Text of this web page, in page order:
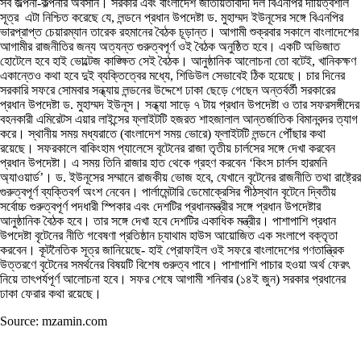
সূত্র এটা নিশ্চিত করেছে যে, লন্ডনে প্রধান উপদেষ্টা ড. মুহাম্মদ ইউনূসের সঙ্গে বিএনপির
ভারপ্রাপ্ত চেয়ারম্যান তারেক রহমানের বৈঠক চূড়ান্ত। আগামী শুক্রবার সকালে বাংলাদেশের
আগামীর রাজনীতির জন্য অত্যন্ত গুরুত্বপূর্ণ ওই বৈঠক অনুষ্ঠিত হবে। একটি অভিজাত
হোটেলে হবে হাই ভোল্টেজ কাঙ্ক্ষিত সেই বৈঠক। আনুষ্ঠানিক আলোচনা তো বটেই, খানিকক্ষণ
একান্তেও কথা হবে দুই ব্যক্তিত্বের মধ্যে, শিডিউল সেভাবেই ঠিক হয়েছে। চার দিনের
সরকারি সফরে সোমবার সন্ধ্যায় লন্ডনের উদ্দেশে ঢাকা ছেড়ে গেছেন অন্তর্বর্তী সরকারের
প্রধান উপদেষ্টা ড. মুহাম্মদ ইউনূস। সন্ধ্যা সাড়ে ৭ টায় প্রধান উপদেষ্টা ও তার সফরসঙ্গীদের
বহনকারী এমিরেটস এয়ার লাইন্সের ফ্লাইটটি হজরত শাহজালাল আন্তর্জাতিক বিমানবন্দর ত্যাগ
করে। স্থানীয় সময় মধ্যরাতে (বাংলাদেশ সময় ভোরে) ফ্লাইটটি লন্ডনে পৌঁছার কথা
রয়েছে। সফরকালে বাকিংহাম প্যালেসে বৃটেনের রাজা তৃতীয় চার্লসের সঙ্গে দেখা করবেন
প্রধান উপদেষ্টা। এ সময় তিনি রাজার হাত থেকে গ্রহণ করবেন ‘কিংস চার্লস হারমনি
অ্যাওয়ার্ড’। ড. ইউনূসের সম্মানে রাজকীয় ভোজ হবে, যেখানে বৃটেনের রাজনীতি তথা রাষ্ট্রের
গুরুত্বপূর্ণ ব্যক্তিবর্গ অংশ নেবেন। পার্লামেন্টারি ডেমোক্রেসির পীঠস্থান বৃটেনে দ্বিতীয়
সর্বোচ্চ গুরুত্বপূর্ণ পদধারী স্পিকার এবং দেশটির প্রধানমন্ত্রীর সঙ্গে প্রধান উপদেষ্টার
আনুষ্ঠানিক বৈঠক হবে। তার সঙ্গে দেখা হবে দেশটির একাধিক মন্ত্রীর। পাশাপাশি প্রধান
উপদেষ্টা বৃটেনের নীতি গবেষণা প্রতিষ্ঠান চ্যাথাম হাউস আয়োজিত এক সংলাপে বক্তৃতা
করবেন। কূটনৈতিক সূত্র জানিয়েছে- হাই প্রোফাইল ওই সফরে বাংলাদেশের গণতান্ত্রিক
উত্তরণে বৃটেনের সমর্থনের বিষয়টি বিশেষ গুরুত্ব পাবে। পাশাপাশি পাচার হওয়া অর্থ ফেরৎ
নিয়ে তাৎপর্যপূর্ণ আলোচনা হবে। সফর শেষে আগামী শনিবার (১৪ই জুন) সরকার প্রধানের
ঢাকা ফেরার কথা রয়েছে।
Source: mzamin.com